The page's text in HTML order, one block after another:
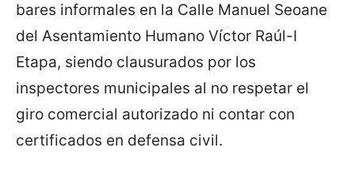
bares informales en la Calle Manuel Seoane
del Asentamiento Humano Víctor Raúl-I
Etapa, siendo clausurados por los
inspectores municipales al no respetar el
giro comercial autorizado ni contar con
certificados en defensa civil.